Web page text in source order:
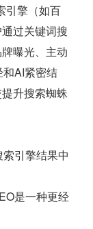
引擎（如百
过关键词搜
曝光、主动
AI紧密结
升搜索蜘蛛
引擎结果中
是一种更经